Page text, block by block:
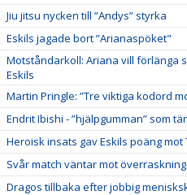
Jiu jitsu nycken till ”Andys” styrka
Eskils jagade bort ”Arianaspöket"
Motståndarkoll: Ariana vill förlänga
Eskils
Martin Pringle: ”Tre viktiga kodord
Endrit Ibishi - ”hjälpgumman” som
Heroisk insats gav Eskils poäng mot
Svår match väntar mot
Dragos tillbaka efter jobbig